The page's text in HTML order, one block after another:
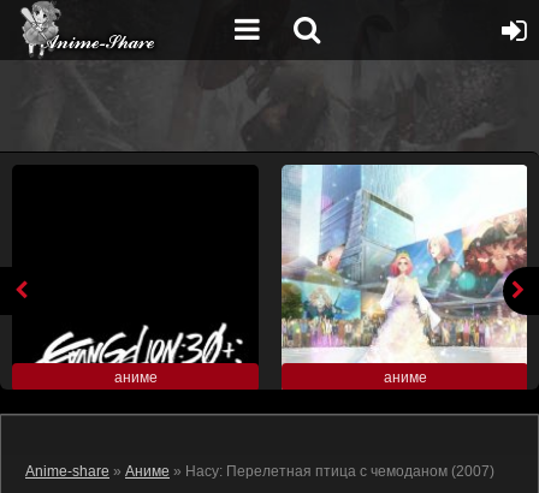
аниме аниме
Anime-share » Аниме » Насу: Перелетная птица с чемоданом (2007)